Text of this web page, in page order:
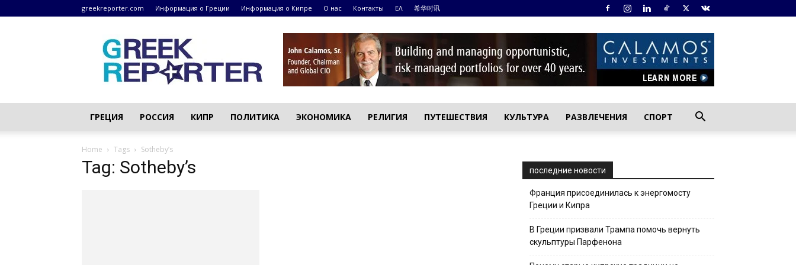
greekreporter.com Информация о Греции Информация о Кипре О нас Контакты ΕΛ 希华时讯
Греческие
новости
–
greekreporter.com
ГРЕЦИЯ РОССИЯ КИПР ПОЛИТИКА ЭКОНОМИКА РЕЛИГИЯ ПУТЕШЕСТВИЯ КУЛЬТУРА РАЗВЛЕЧЕНИЯ СПОРТ
Home Tags Sotheby’s
Tag: Sotheby’s последние новости
Франция присоединилась к энергомосту
Греции и Кипра
В Греции призвали Трампа помочь вернуть
скульптуры Парфенона